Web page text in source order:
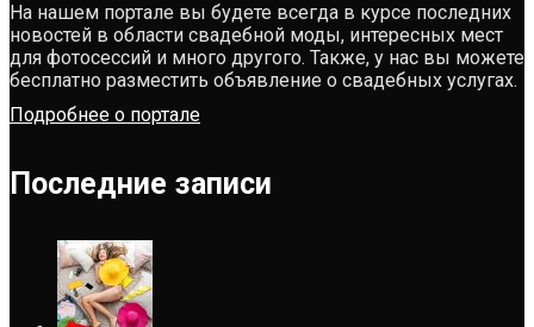
На нашем портале вы будете всегда в курсе последних
новостей в области свадебной моды, интересных мест
для фотосессий и много другого. Также, у нас вы можете
бесплатно разместить объявление о свадебных услугах.
Подробнее о портале
Последние записи